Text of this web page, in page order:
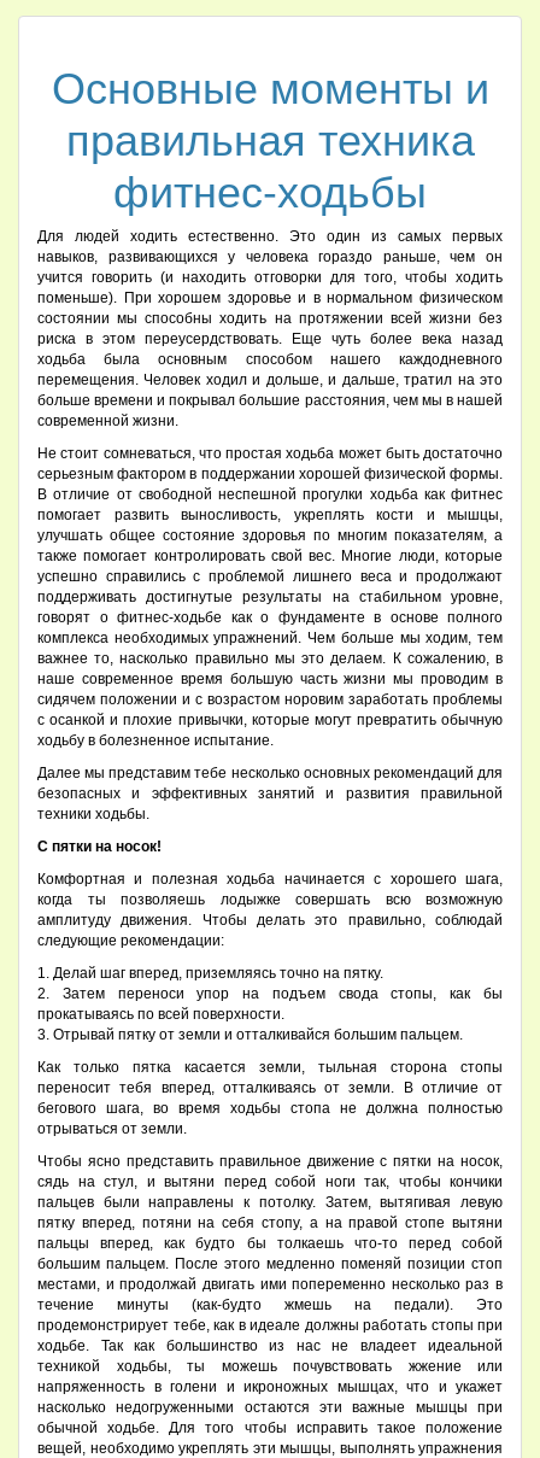
Основные моменты и
правильная техника
фитнес-ходьбы
Для людей ходить естественно. Это один из самых первых
навыков, развивающихся у человека гораздо раньше, чем он
учится говорить (и находить отговорки для того, чтобы ходить
поменьше). При хорошем здоровье и в нормальном физическом
состоянии мы способны ходить на протяжении всей жизни без
риска в этом переусердствовать. Еще чуть более века назад
ходьба была основным способом нашего каждодневного
перемещения. Человек ходил и дольше, и дальше, тратил на это
больше времени и покрывал большие расстояния, чем мы в нашей
современной жизни.
Не стоит сомневаться, что простая ходьба может быть достаточно
серьезным фактором в поддержании хорошей физической формы.
В отличие от свободной неспешной прогулки ходьба как фитнес
помогает развить выносливость, укреплять кости и мышцы,
улучшать общее состояние здоровья по многим показателям, а
также помогает контролировать свой вес. Многие люди, которые
успешно справились с проблемой лишнего веса и продолжают
поддерживать достигнутые результаты на стабильном уровне,
говорят о фитнес-ходьбе как о фундаменте в основе полного
комплекса необходимых упражнений. Чем больше мы ходим, тем
важнее то, насколько правильно мы это делаем. К сожалению, в
наше современное время большую часть жизни мы проводим в
сидячем положении и с возрастом норовим заработать проблемы
с осанкой и плохие привычки, которые могут превратить обычную
ходьбу в болезненное испытание.
Далее мы представим тебе несколько основных рекомендаций для
безопасных и эффективных занятий и развития правильной
техники ходьбы.
С пятки на носок!
Комфортная и полезная ходьба начинается с хорошего шага,
когда ты позволяешь лодыжке совершать всю возможную
амплитуду движения. Чтобы делать это правильно, соблюдай
следующие рекомендации:
1. Делай шаг вперед, приземляясь точно на пятку.
2. Затем переноси упор на подъем свода стопы, как бы
прокатываясь по всей поверхности.
3. Отрывай пятку от земли и отталкивайся большим пальцем.
Как только пятка касается земли, тыльная сторона стопы
переносит тебя вперед, отталкиваясь от земли. В отличие от
бегового шага, во время ходьбы стопа не должна полностью
отрываться от земли.
Чтобы ясно представить правильное движение с пятки на носок,
сядь на стул, и вытяни перед собой ноги так, чтобы кончики
пальцев были направлены к потолку. Затем, вытягивая левую
пятку вперед, потяни на себя стопу, а на правой стопе вытяни
пальцы вперед, как будто бы толкаешь что-то перед собой
большим пальцем. После этого медленно поменяй позиции стоп
местами, и продолжай двигать ими попеременно несколько раз в
течение минуты (как-будто жмешь на педали). Это
продемонстрирует тебе, как в идеале должны работать стопы при
ходьбе. Так как большинство из нас не владеет идеальной
техникой ходьбы, ты можешь почувствовать жжение или
напряженность в голени и икроножных мышцах, что и укажет
насколько недогруженными остаются эти важные мышцы при
обычной ходьбе. Для того чтобы исправить такое положение
вещей, необходимо укреплять эти мышцы, выполнять упражнения